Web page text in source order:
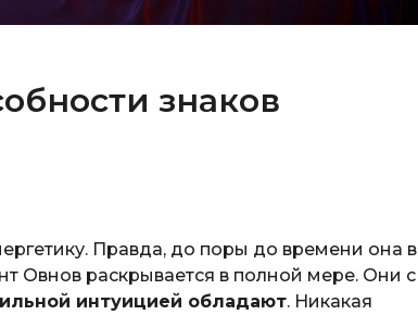
знаков
Правда, до поры до времени она в
Овнов раскрывается в полной мере. Они с
интуицией обладают. Никакая